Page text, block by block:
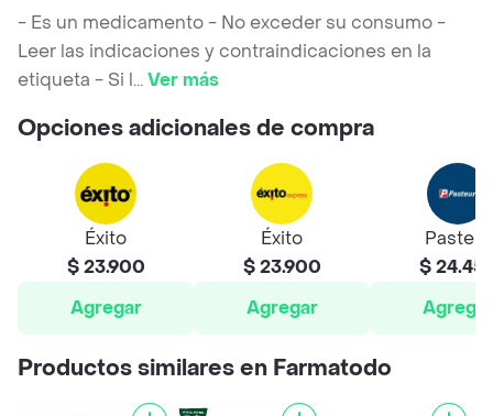
- Es un medicamento - No exceder su consumo -
Leer las indicaciones y contraindicaciones en la
etiqueta - Si l...Ver más
Opciones adicionales de compra
Éxito
$ 23.900
Agregar
Éxito
$ 23.900
Agregar
Pasteur
$
Agregar
Productos similares en Farmatodo